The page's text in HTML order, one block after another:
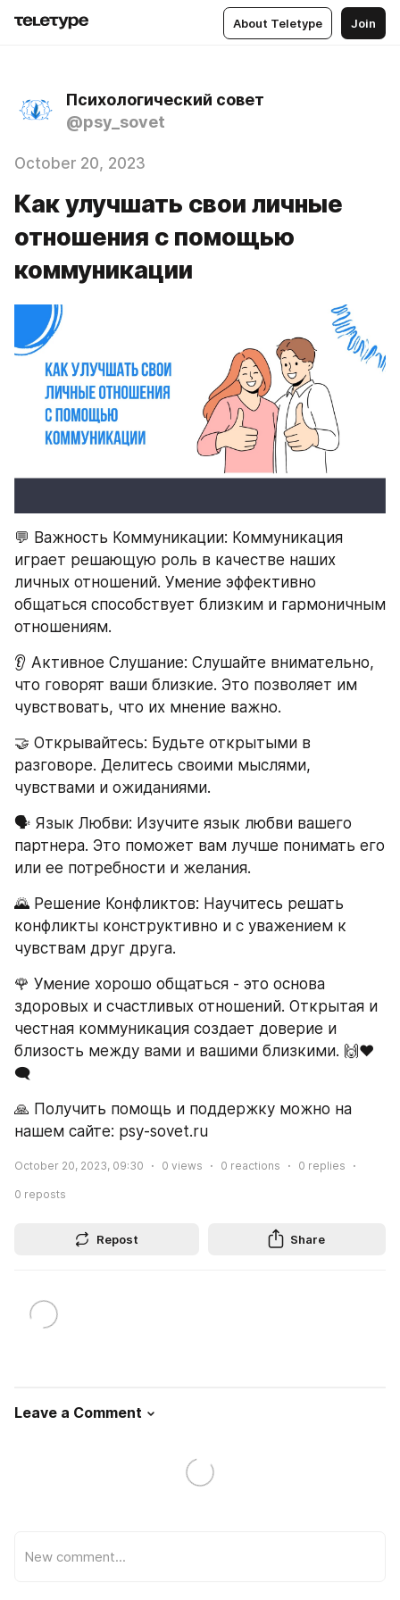
About Teletype Join
Психологический совет
@psy_sovet
October 20, 2023
Как улучшать свои личные
отношения с помощью
коммуникации
💬 Важность Коммуникации: Коммуникация
играет решающую роль в качестве наших
личных отношений. Умение эффективно
общаться способствует близким и гармоничным
отношениям.
👂 Активное Слушание: Слушайте внимательно,
что говорят ваши близкие. Это позволяет им
чувствовать, что их мнение важно.
🤝 Открывайтесь: Будьте открытыми в
разговоре. Делитесь своими мыслями,
чувствами и ожиданиями.
🗣 Язык Любви: Изучите язык любви вашего
партнера. Это поможет вам лучше понимать его
или ее потребности и желания.
🌄 Решение Конфликтов: Научитесь решать
конфликты конструктивно и с уважением к
чувствам друг друга.
🌹 Умение хорошо общаться - это основа
здоровых и счастливых отношений. Открытая и
честная коммуникация создает доверие и
близость между вами и вашими близкими. 🙌❤️
🗨
🙏 Получить помощь и поддержку можно на
нашем сайте: psy-sovet.ru
October 20, 2023, 09:30 0 views 0 reactions 0 replies
0 reposts
Repost Share
Leave a Comment